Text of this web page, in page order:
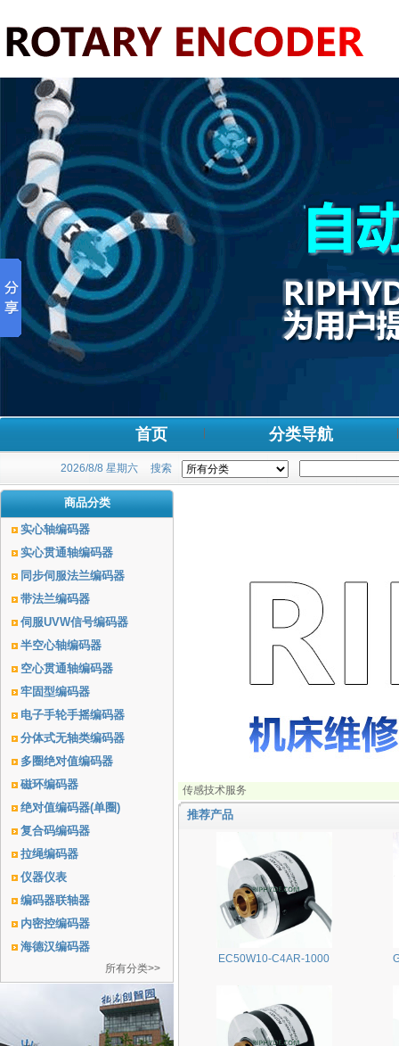
首页 分类导航
2026/8/8 星期六 搜索
商品分类
实心轴编码器
实心贯通轴编码器
同步伺服法兰编码器
带法兰编码器
伺服UVW信号编码器
半空心轴编码器
空心贯通轴编码器
牢固型编码器
电子手轮手摇编码器
分体式无轴类编码器
多圈绝对值编码器
磁环编码器
绝对值编码器(单圈)
复合码编码器
拉绳编码器
仪器仪表
编码器联轴器
内密控编码器
海德汉编码器
所有分类>>
传感技术服务
推荐产品
EC50W10-C4AR-1000